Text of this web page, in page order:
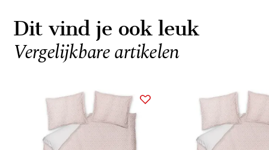
Dit vind je ook leuk
Vergelijkbare artikelen